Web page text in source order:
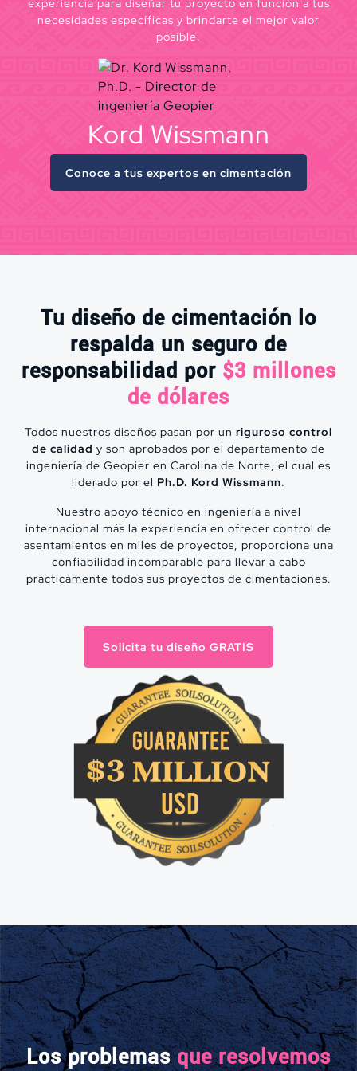
experiencia para diseñar tu proyecto en función a tus
necesidades específicas y brindarte el mejor valor
posible.
Kord Wissmann
Conoce a tus expertos en cimentación
Lo único que hacemos
son Columnas de Grava
A diferencia de nuestros
competidores que hacen
muchas cosas, pocas veces;
nosotros hacemos una sola cosa
y lo hemos hecho miles de
veces. Somos especialistas en el
diseño y construcción de
Columnas de Grava
inclusiones rígidas, inyecciones,
cimentaciones profundas, ni
+40,000
Proyectos diseñados en todo el mundo
+13,000
Obras construidas con nuestros
sistemas en todo el mundo
Países donde tenemos presencia
+30 años
De metodología probada
Tu diseño de cimentación lo
respalda un seguro de
responsabilidad por $3 millones
de dólares
Todos nuestros diseños pasan por un riguroso control
de calidad y son aprobados por el departamento de
ingeniería de Geopier en Carolina de Norte, el cual es
liderado por el Ph.D. Kord Wissmann.
Nuestro apoyo técnico en ingeniería a nivel
internacional más la experiencia en ofrecer control de
asentamientos en miles de proyectos, proporciona una
confiabilidad incomparable para llevar a cabo
prácticamente todos sus proyectos de cimentaciones.
Solicita tu diseño GRATIS
Los problemasque resolvemos